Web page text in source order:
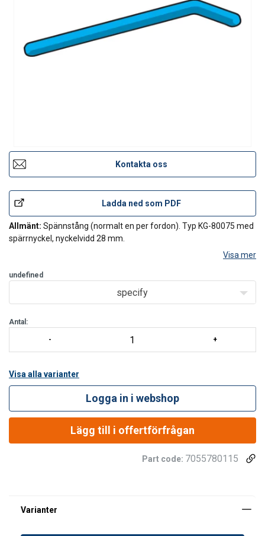
Kontakta oss
Ladda ned som PDF
Allmänt: Spännstång (normalt en per fordon). Typ KG-80075 med
spärrnyckel, nyckelvidd 28 mm.
Visa mer
undefined
specify
Antal:
Visa alla varianter
Logga in i webshop
Lägg till i offertförfrågan
Part code: 7055780115
Ytbehandling: